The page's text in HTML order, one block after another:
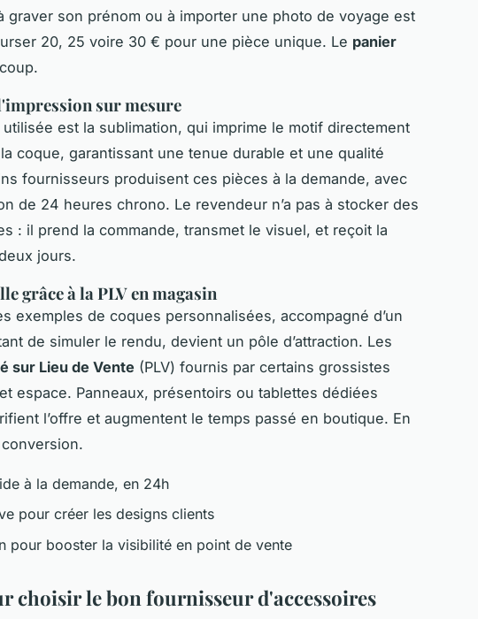
graver son prénom ou à importer une photo de voyage est
20, 25 voire 30 € pour une pièce unique. Le panier
sur mesure
est la sublimation, qui imprime le motif directement
coque, garantissant une tenue durable et une qualité
fournisseurs produisent ces pièces à la demande, avec
de 24 heures chrono. Le revendeur n’a pas à stocker des
: il prend la commande, transmet le visuel, et reçoit la
jours.
grâce à la PLV en magasin
exemples de coques personnalisées, accompagné d’un
de simuler le rendu, devient un pôle d’attraction. Les
sur Lieu de Vente (PLV) fournis par certains grossistes
espace. Panneaux, présentoirs ou tablettes dédiées
l’offre et augmentent le temps passé en boutique. En
à la demande, en 24h
pour créer les designs clients
pour booster la visibilité en point de vente
choisir le bon fournisseur d'accessoires